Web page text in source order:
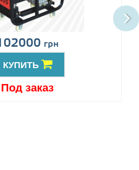
грн
КУПИТЬ
Под заказ